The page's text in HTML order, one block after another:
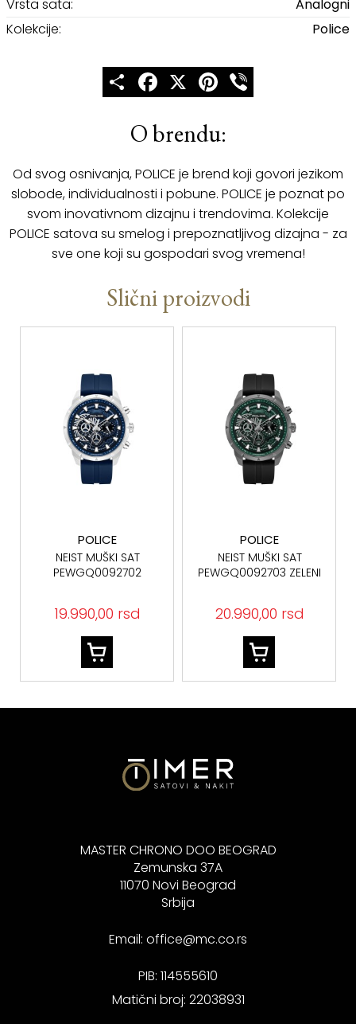
Vrsta sata:
Analogni
Kolekcije:
Police
ShareFacebook
X Pinterest
O brendu:
Od svog osnivanja, POLICE je brend koji govori jezikom
slobode, individualnosti i pobune. POLICE je poznat po
svom inovativnom dizajnu i trendovima. Kolekcije
POLICE satova su smelog i prepoznatljivog dizajna - za
sve one koji su gospodari svog vremena!
Slični proizvodi
POLICE
NEIST MUŠKI SAT
PEWGQ0092702
19.990,00 rsd
POLICE
NEIST MUŠKI SAT
PEWGQ0092703 ZELENI
20.990,00 rsd
MASTER CHRONO DOO BEOGRAD
Zemunska 37A
11070 Novi Beograd
Srbija
Email: office@mc.co.rs
PIB: 114555610
Matični broj: 22038931